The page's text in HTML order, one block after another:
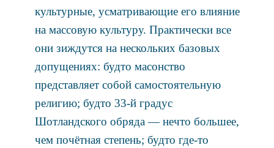
культурные, усматривающие его влияние
на массовую культуру. Практически все
они зиждутся на нескольких базовых
допущениях: будто масонство
представляет собой самостоятельную
религию; будто 33-й градус
Шотландского обряда — нечто большее,
чем почётная степень; будто где-то